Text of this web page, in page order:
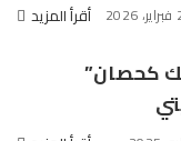
2026 أقرأ المزيد
كحصان”